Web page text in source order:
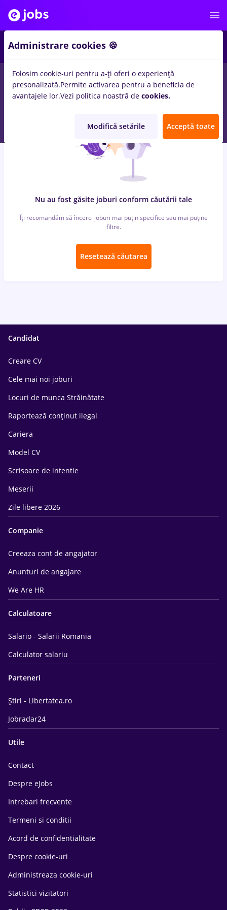
locuri de muncacu salarii sensiblu in Iasi (Iasi)pentru
Student, Fara experientainConstructii / Instalatii, IT / Telecom
Nu au fost găsite joburi conform căutării tale
Îți recomandăm să încerci joburi mai puțin specifice sau mai puține
filtre.
Resetează căutarea
Candidat
Creare CV
Cele mai noi joburi
Locuri de munca Străinătate
Raportează conținut ilegal
Cariera
Model CV
Scrisoare de intentie
Meserii
Zile libere 2026
Companie
Creeaza cont de angajator
Anunturi de angajare
We Are HR
Calculatoare
Salario - Salarii Romania
Calculator salariu
Parteneri
Știri - Libertatea.ro
Jobradar24
Utile
Contact
Despre eJobs
Intrebari frecvente
Termeni si conditii
Acord de confidentialitate
Despre cookie-uri
Administreaza cookie-uri
Statistici vizitatori
Administrare cookies 🍪
Folosim cookie-uri pentru a-ți oferi o experiență
presonalizată.Permite activarea pentru a beneficia de
avantajele lor.Vezi politica noastră de cookies.
Modifică setările Acceptă toate